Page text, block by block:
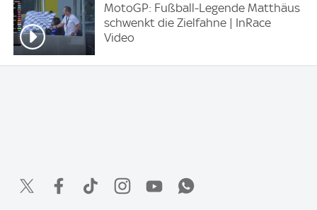
MotoGP: Fußball-Legende Matthäus
schwenkt die Zielfahne | InRace
Video